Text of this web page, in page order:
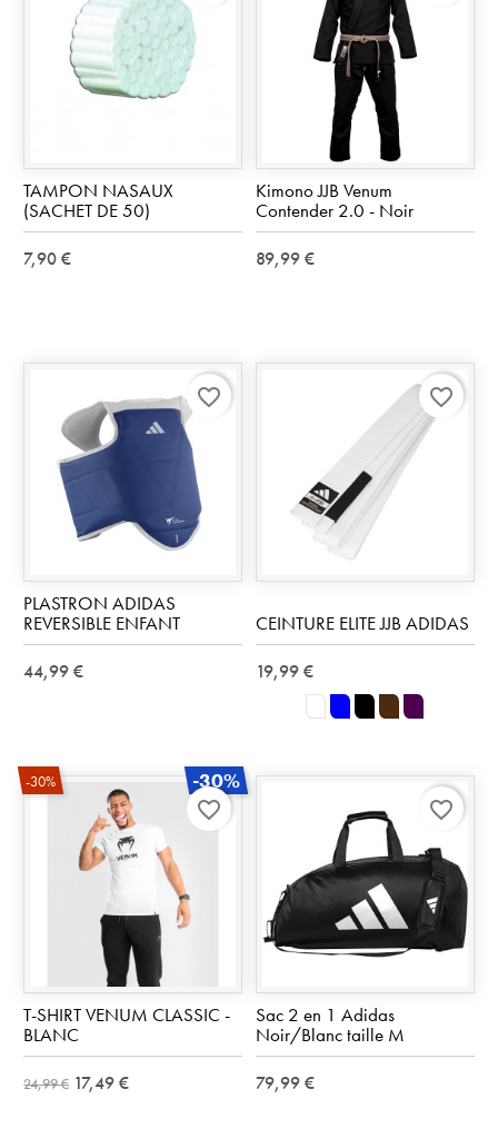
TAMPON NASAUX
(SACHET DE 50)
7,90 €
Kimono JJB Venum
Contender 2.0 - Noir
89,99 €
PLASTRON ADIDAS
REVERSIBLE ENFANT
44,99 €
favorite_border
CEINTURE ELITE JJB ADIDAS
19,99 €
BLANCBLEUNOIRMARRON
VIOLET
favorite_border
-30% -30%
T-SHIRT VENUM CLASSIC -
BLANC
24,99 € 17,49 €
favorite_border
Sac 2 en 1 Adidas
Noir/Blanc taille M
79,99 €
favorite_border